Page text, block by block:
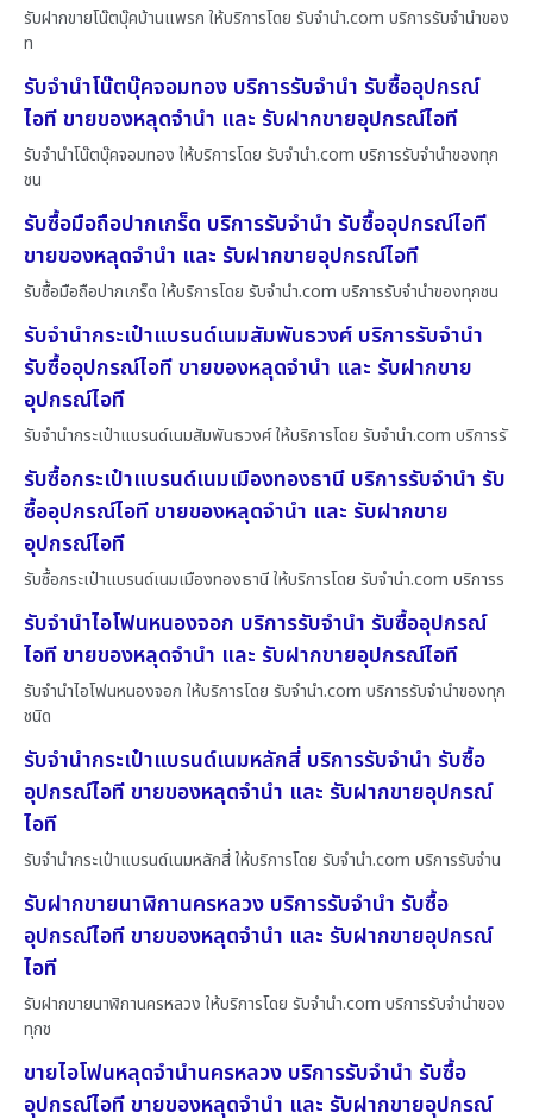
รับฝากขายโน๊ตบุ๊คบ้านแพรก ให้บริการโดย รับจํานํา.com บริการรับจำนำของ
ท
รับจำนำโน๊ตบุ๊คจอมทอง บริการรับจำนำ รับซื้ออุปกรณ์
ไอที ขายของหลุดจำนำ และ รับฝากขายอุปกรณ์ไอที
รับจำนำโน๊ตบุ๊คจอมทอง ให้บริการโดย รับจํานํา.com บริการรับจำนำของทุก
ชน
รับซื้อมือถือปากเกร็ด บริการรับจำนำ รับซื้ออุปกรณ์ไอที
ขายของหลุดจำนำ และ รับฝากขายอุปกรณ์ไอที
รับซื้อมือถือปากเกร็ด ให้บริการโดย รับจํานํา.com บริการรับจำนำของทุกชน
รับจำนำกระเป๋าแบรนด์เนมสัมพันธวงศ์ บริการรับจำนำ
รับซื้ออุปกรณ์ไอที ขายของหลุดจำนำ และ รับฝากขาย
อุปกรณ์ไอที
รับจำนำกระเป๋าแบรนด์เนมสัมพันธวงศ์ ให้บริการโดย รับจํานํา.com บริการรั
รับซื้อกระเป๋าแบรนด์เนมเมืองทองธานี บริการรับจำนำ รับ
ซื้ออุปกรณ์ไอที ขายของหลุดจำนำ และ รับฝากขาย
อุปกรณ์ไอที
รับซื้อกระเป๋าแบรนด์เนมเมืองทองธานี ให้บริการโดย รับจํานํา.com บริการร
รับจำนำไอโฟนหนองจอก บริการรับจำนำ รับซื้ออุปกรณ์
ไอที ขายของหลุดจำนำ และ รับฝากขายอุปกรณ์ไอที
รับจำนำไอโฟนหนองจอก ให้บริการโดย รับจํานํา.com บริการรับจำนำของทุก
ชนิด
รับจำนำกระเป๋าแบรนด์เนมหลักสี่ บริการรับจำนำ รับซื้อ
อุปกรณ์ไอที ขายของหลุดจำนำ และ รับฝากขายอุปกรณ์
ไอที
รับจำนำกระเป๋าแบรนด์เนมหลักสี่ ให้บริการโดย รับจํานํา.com บริการรับจำน
รับฝากขายนาฬิกานครหลวง บริการรับจำนำ รับซื้อ
อุปกรณ์ไอที ขายของหลุดจำนำ และ รับฝากขายอุปกรณ์
ไอที
รับฝากขายนาฬิกานครหลวง ให้บริการโดย รับจํานํา.com บริการรับจำนำของ
ทุกช
ขายไอโฟนหลุดจำนำนครหลวง บริการรับจำนำ รับซื้อ
อุปกรณ์ไอที ขายของหลุดจำนำ และ รับฝากขายอุปกรณ์